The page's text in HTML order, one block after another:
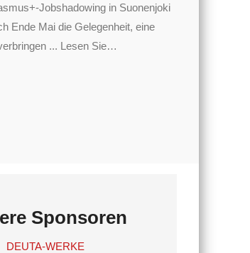
Jobshadowing in Suonenjoki
Ende Mai die Gelegenheit, eine
... Lesen Sie…
Sponsoren
DEUTA-WERKE